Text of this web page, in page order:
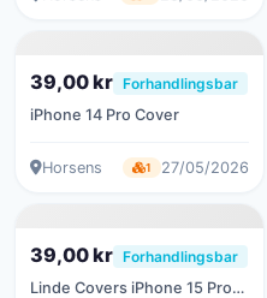
39,00 kr Forhandlingsbar
iPhone 14 Pro Cover
Horsens 1 27/05/2026
39,00 kr Forhandlingsbar
Linde Covers iPhone 15 Pro